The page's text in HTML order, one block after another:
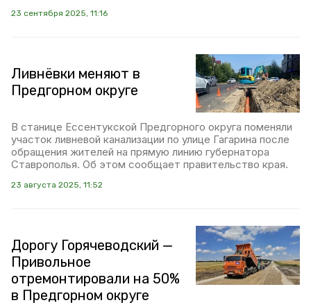
23 сентября 2025, 11:16
Ливнёвки меняют в
Предгорном округе
В станице Ессентукской Предгорного округа поменяли
участок ливневой канализации по улице Гагарина после
обращения жителей на прямую линию губернатора
Ставрополья. Об этом сообщает правительство края.
23 августа 2025, 11:52
Дорогу Горячеводский —
Привольное
отремонтировали на 50%
в Предгорном округе